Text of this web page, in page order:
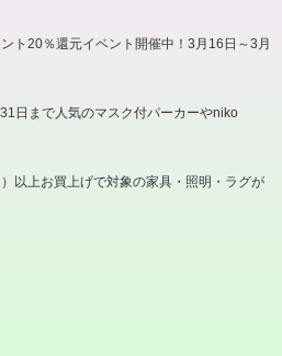
ト20％還元イベント開催中！3月16日～3月
日まで人気のマスク付パーカーやniko
以上お買上げで対象の家具・照明・ラグが